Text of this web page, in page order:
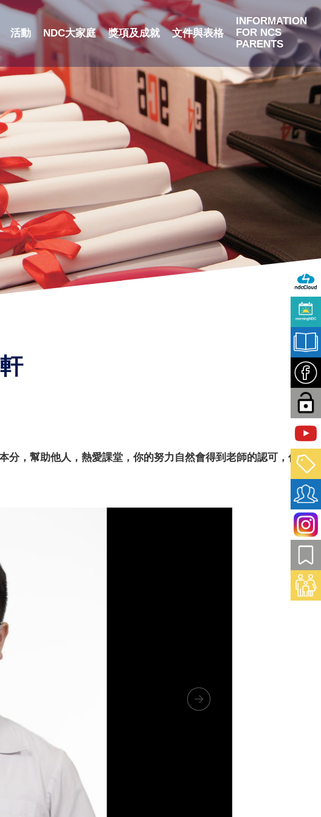
活動 NDC大家庭 獎項及成就 文件與表格
INFORMATION
FOR NCS
PARENTS
，幫助他人，熱愛課堂，你的努力自然會得到老師的認可，你也